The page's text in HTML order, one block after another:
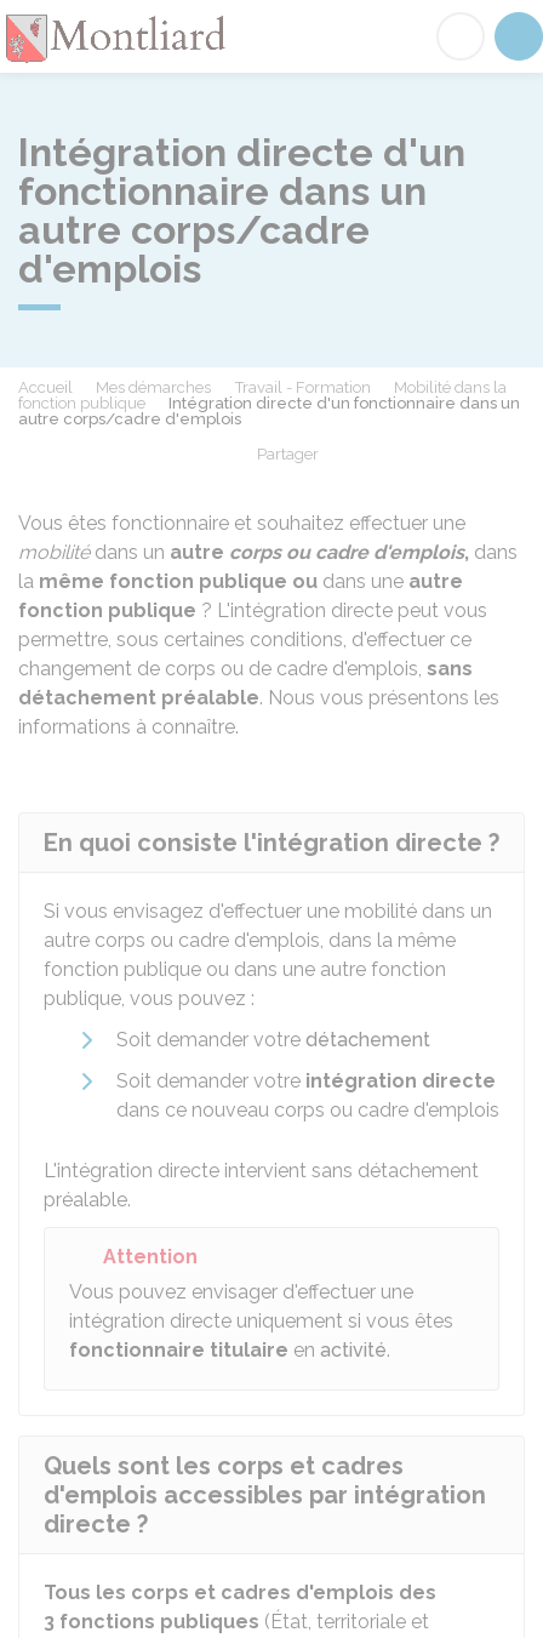
Intégration directe d'un
fonctionnaire dans un
autre corps/cadre
d'emplois
Accueil Mes démarches Travail - Formation
Mobilité dans la
fonction publique
Intégration directe d'un fonctionnaire dans un
autre corps/cadre d'emplois
Partager
Vous êtes fonctionnaire et souhaitez effectuer une
mobilitédans un autre corps ou cadre d'emplois, dans
la même fonction publique ou dans une autre
fonction publique ? L'intégration directe peut vous
permettre, sous certaines conditions, d'effectuer ce
changement de corps ou de cadre d'emplois, sans
détachement préalable. Nous vous présentons les
informations à connaître.
En quoi consiste l'intégration directe ?
Si vous envisagez d'effectuer une mobilité dans un
autre corps ou cadre d'emplois, dans la même
fonction publique ou dans une autre fonction
publique, vous pouvez :
Soit demander votre détachement
Soit demander votre intégration directe
dans ce nouveau corps ou cadre d'emplois
L'intégration directe intervient sans détachement
préalable.
Attention
Vous pouvez envisager d'effectuer une
intégration directe uniquement si vous êtes
fonctionnaire titulaire en activité.
Quels sont les corps et cadres
d'emplois accessibles par intégration
directe ?
Tous les corps et cadres d'emplois des
3 fonctions publiques (État, territoriale et